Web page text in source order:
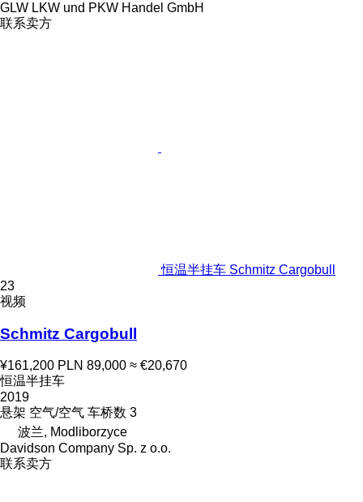
GLW LKW und PKW Handel GmbH
联系卖方
恒温半挂车 Schmitz Cargobull
23
视频
Schmitz Cargobull
¥161,200 PLN 89,000 ≈ €20,670
恒温半挂车
2019
悬架 空气/空气 车桥数 3
波兰, Modliborzyce
Davidson Company Sp. z o.o.
联系卖方